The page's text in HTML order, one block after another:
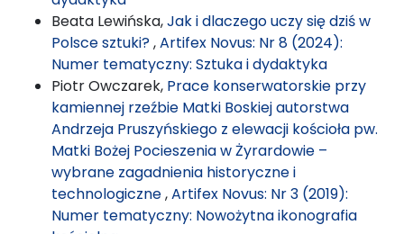
Beata Lewińska,Jak i dlaczego uczy się dziś w
Polsce sztuki?,Artifex Novus: Nr 8 (2024):
Numer tematyczny: Sztuka i dydaktyka
Piotr Owczarek, Prace konserwatorskie przy
kamiennej rzeźbie Matki Boskiej autorstwa
Andrzeja Pruszyńskiego z elewacji kościoła pw.
Matki Bożej Pocieszenia w Żyrardowie –
wybrane zagadnienia historyczne i
technologiczne,Artifex Novus: Nr 3 (2019):
Numer tematyczny: Nowożytna ikonografia